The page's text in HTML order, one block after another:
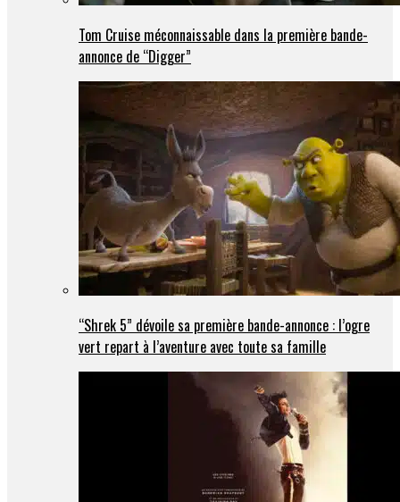
Tom Cruise méconnaissable dans la première bande-
annonce de “Digger”
“Shrek 5” dévoile sa première bande-annonce : l’ogre
vert repart à l’aventure avec toute sa famille